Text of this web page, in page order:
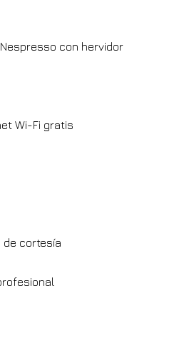
con hervidor
Wi-Fi gratis
de cortesía